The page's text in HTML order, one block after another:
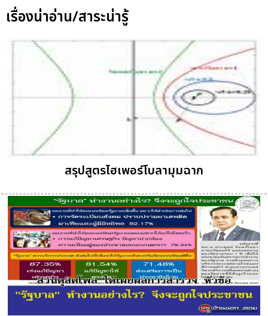
เรื่องน่าอ่าน/สาระน่ารู้
สรุปสูตรไฮเพอร์โบลามุมฉาก